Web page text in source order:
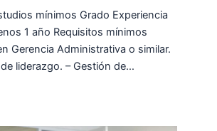
mínimos Grado Experiencia
1 año Requisitos mínimos
Gerencia Administrativa o similar.
liderazgo. – Gestión de…